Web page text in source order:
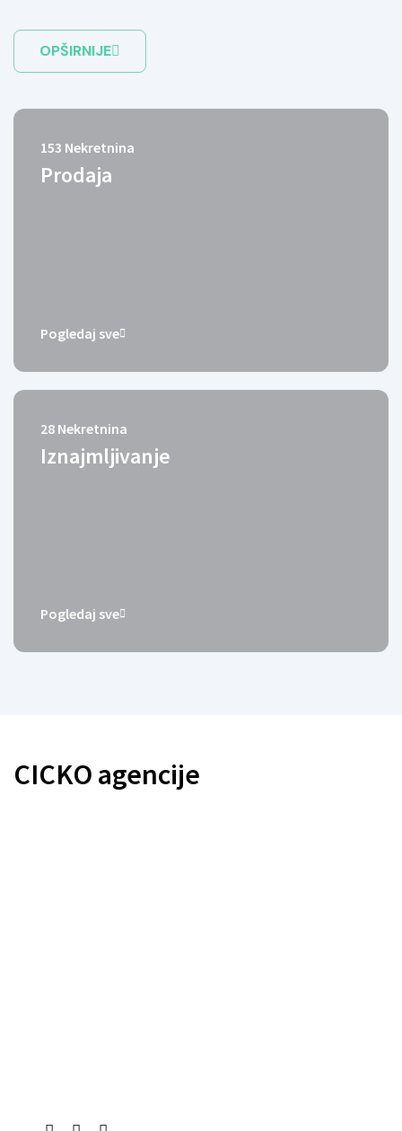
OPŠIRNIJE
153 Nekretnina
Prodaja
Pogledaj sve
28 Nekretnina
Iznajmljivanje
Pogledaj sve
CICKO agencije